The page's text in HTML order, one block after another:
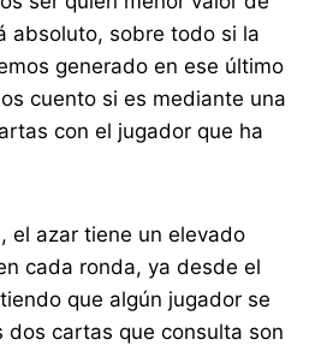
absoluto, sobre todo si la
generado en ese último
cuento si es mediante una
con el jugador que ha
el azar tiene un elevado
cada ronda, ya desde el
que algún jugador se
dos cartas que consulta son